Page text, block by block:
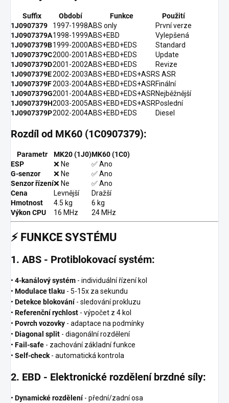
Suffix Období Funkce
Použití
1J0907379
1997-1998ABS only
První verze
1J0907379A1998-1999ABS+EBD
Vylepšená
1J0907379B1999-2000ABS+EBD+EDS
Standard
1J0907379C2000-2001ABS+EBD+EDS
Update
1J0907379D2001-2002ABS+EBD+EDS
Revize
1J0907379E2002-2003ABS+EBD+EDS+ASRS ASR
1J0907379F2003-2004ABS+EBD+EDS+ASRFinální
1J0907379G2001-2004ABS+EBD+EDS+ASRNejběžnější
1J0907379H2003-2005ABS+EBD+EDS+ASRPoslední
1J0907379P2002-2004ABS+EBD+EDS Diesel
Rozdíl od MK60 (1C0907379):
Parametr MK20 (1J0)MK60 (1C0)
ESP
❌ Ne
✅ Ano
G-senzor
❌ Ne
✅ Ano
Senzor řízení❌ Ne
✅ Ano
Cena
Levnější
Dražší
Hmotnost
4.5 kg
6 kg
Výkon CPU
16 MHz 24 MHz
⚡ FUNKCE SYSTÉMU
1. ABS - Protiblokovací systém:
• 4-kanálový systém - individuální řízení kol
• Modulace tlaku - 5-15x za sekundu
• Detekce blokování - sledování prokluzu
• Referenční rychlost - výpočet z 4 kol
• Povrch vozovky - adaptace na podmínky
• Diagonal split - diagonální rozdělení
• Fail-safe - zachování základní funkce
• Self-check - automatická kontrola
2. EBD - Elektronické rozdělení brzdné síly:
• Dynamické rozdělení - přední/zadní osa